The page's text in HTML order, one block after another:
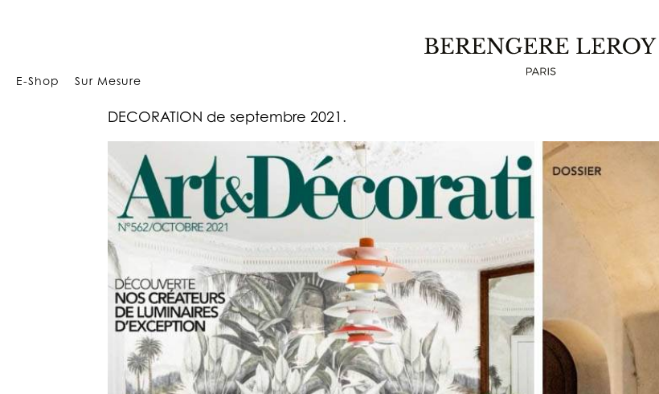
E-Shop Sur Mesure
ART & DECORATION OCTOBRE
DECORATION de septembre 2021.